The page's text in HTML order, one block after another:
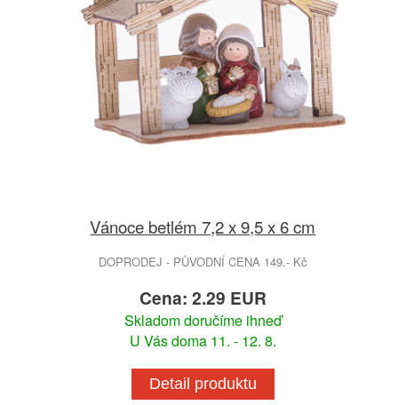
Vánoce betlém 7,2 x 9,5 x 6 cm
DOPRODEJ - PŮVODNÍ CENA 149.- Kč
Cena: 2.29 EUR
Skladom doručíme ihneď
U Vás doma 11. - 12. 8.
Detail produktu